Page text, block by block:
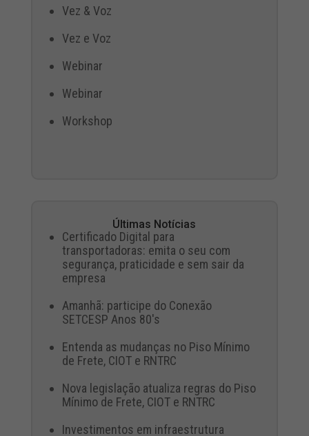
Vez & Voz
Vez e Voz
Webinar
Webinar
Workshop
Últimas Notícias
Certificado Digital para
transportadoras: emita o seu com
segurança, praticidade e sem sair da
empresa
Amanhã: participe do Conexão
SETCESP Anos 80's
Entenda as mudanças no Piso Mínimo
de Frete, CIOT e RNTRC
Nova legislação atualiza regras do Piso
Mínimo de Frete, CIOT e RNTRC
Investimentos em infraestrutura